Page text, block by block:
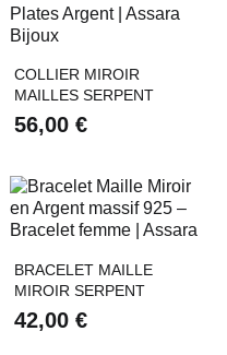
COLLIER MIROIR
MAILLES SERPENT
56,00 €
BRACELET MAILLE
MIROIR SERPENT
42,00 €